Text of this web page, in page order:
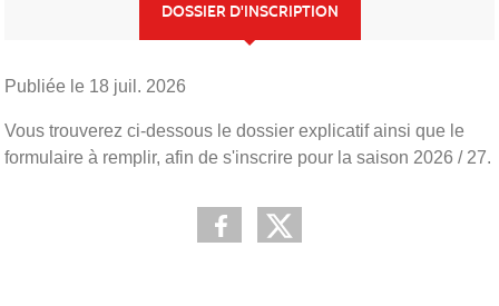
DOSSIER D'INSCRIPTION
Publiée le 18 juil. 2026
Vous trouverez ci-dessous le dossier explicatif ainsi que le
formulaire à remplir, afin de s'inscrire pour la saison 2026 / 27.